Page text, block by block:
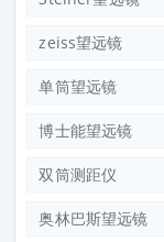
zeiss望远镜
单筒望远镜
博士能望远镜
双筒测距仪
奥林巴斯望远镜